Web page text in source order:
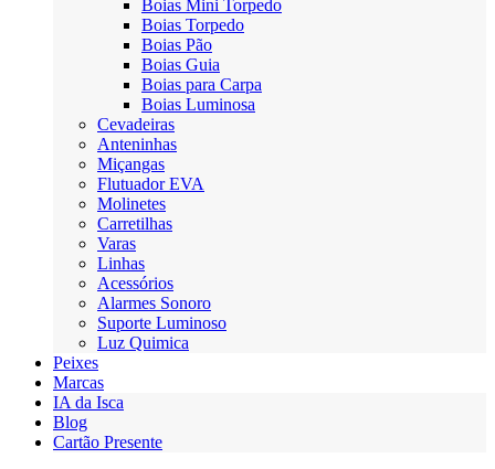
Boias Mini Torpedo
Boias Torpedo
Boias Pão
Boias Guia
Boias para Carpa
Boias Luminosa
Cevadeiras
Anteninhas
Miçangas
Flutuador EVA
Molinetes
Carretilhas
Varas
Linhas
Acessórios
Alarmes Sonoro
Suporte Luminoso
Luz Quimica
Peixes
Marcas
IA da Isca
Blog
Cartão Presente